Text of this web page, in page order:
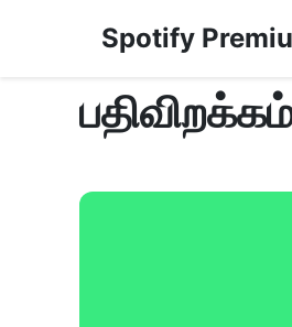
Spotify